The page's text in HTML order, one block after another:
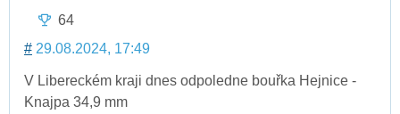
64
# 29.08.2024, 17:49
V Libereckém kraji dnes odpoledne bouřka Hejnice -
Knajpa 34,9 mm